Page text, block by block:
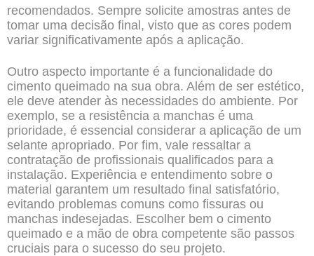
recomendados. Sempre solicite amostras antes de
tomar uma decisão final, visto que as cores podem
variar significativamente após a aplicação.
Outro aspecto importante é a funcionalidade do
cimento queimado na sua obra. Além de ser estético,
ele deve atender às necessidades do ambiente. Por
exemplo, se a resistência a manchas é uma
prioridade, é essencial considerar a aplicação de um
selante apropriado. Por fim, vale ressaltar a
contratação de profissionais qualificados para a
instalação. Experiência e entendimento sobre o
material garantem um resultado final satisfatório,
evitando problemas comuns como fissuras ou
manchas indesejadas. Escolher bem o cimento
queimado e a mão de obra competente são passos
cruciais para o sucesso do seu projeto.